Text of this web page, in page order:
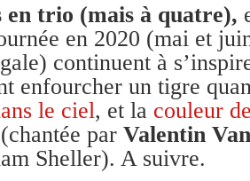
en trio (mais à quatre),
en 2020 (mai et
continuent à
enfourcher un tigre
le ciel, et la couleur
par Valentin
Sheller). A suivre.